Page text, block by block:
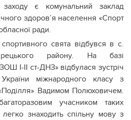
заходу є комунальний заклад
здоров’я населення «Спорт
ради.
свята відбувся в с.
району. На базі
І-ІІ ст-ДНЗ» відбулася зустріч
міжнародного класу з
Вадимом Полюховичем.
учасником таких
знаходить спільну мову з